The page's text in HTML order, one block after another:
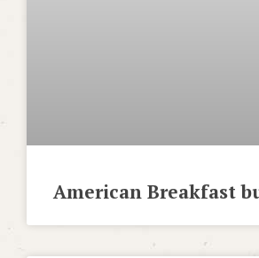
American Breakfast